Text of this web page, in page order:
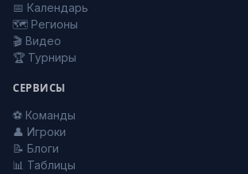
📅 Календарь
🗺️ Регионы
🎬 Видео
🏆 Турниры
СЕРВИСЫ
⚽ Команды
👤 Игроки
📝 Блоги
📊 Таблицы